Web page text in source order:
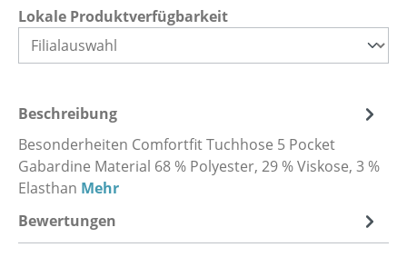
Lokale Produktverfügbarkeit
Beschreibung
Besonderheiten Comfortfit Tuchhose 5 Pocket
Gabardine Material 68 % Polyester, 29 % Viskose, 3 %
Elasthan Mehr
Bewertungen